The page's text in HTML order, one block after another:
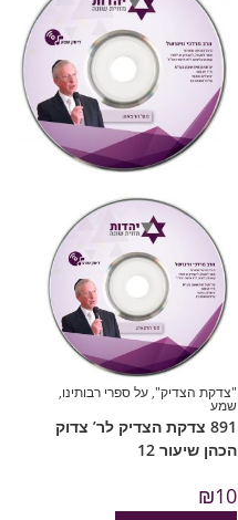
"צדקת הצדיק",על ספרי רבותינו,
שמע
891 צדקת הצדיק לר’ צדוק
הכהן שיעור 12
₪10